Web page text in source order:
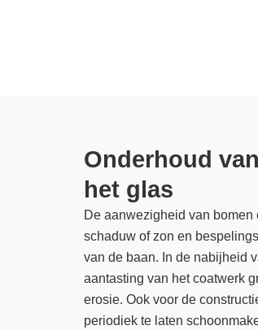
Onderhoud
het glas
De aanwezigheid van
schaduw of zon en
van de baan. In de nabijheid
aantasting van het coatwerk
erosie. Ook voor de
periodiek te laten